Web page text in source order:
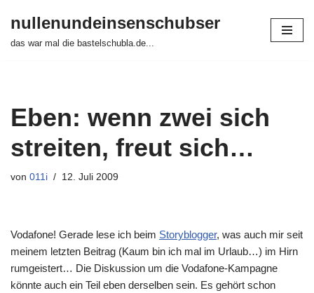
Zum
nullenundeinsenschubser
das war mal die bastelschubla.de...
Eben: wenn zwei sich
streiten, freut sich…
von 011i 12. Juli 2009
Vodafone! Gerade lese ich beim Storyblogger, was auch mir seit
meinem letzten Beitrag (Kaum bin ich mal im Urlaub…) im Hirn
rumgeistert… Die Diskussion um die Vodafone-Kampagne
könnte auch ein Teil eben derselben sein. Es gehört schon